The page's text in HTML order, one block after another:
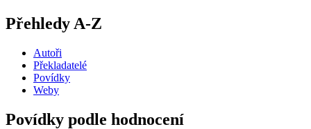
Přehledy A-Z
Autoři
Překladatelé
Povídky
Weby
Povídky podle hodnocení